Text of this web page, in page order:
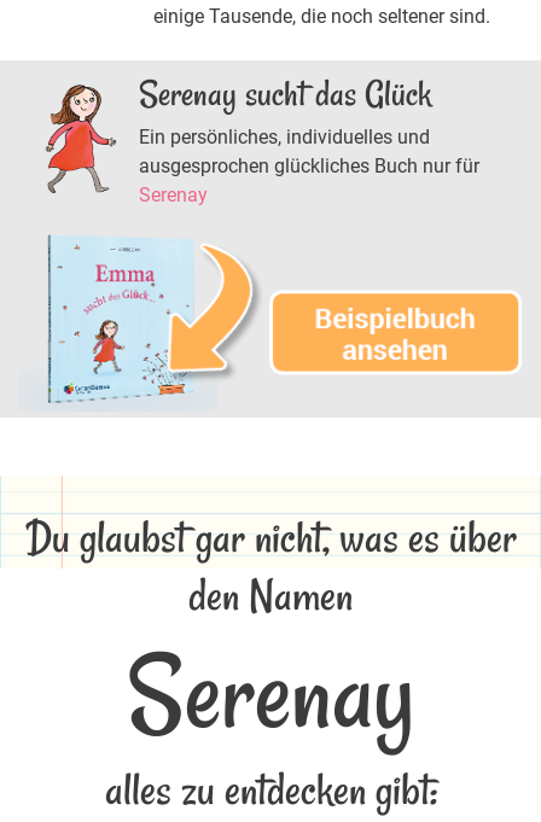
einige Tausende, die noch seltener sind.
Serenay sucht das Glück
Ein persönliches, individuelles und
ausgesprochen glückliches Buch nur für
Serenay
Du glaubst gar nicht, was es über
den Namen
Serenay
alles zu entdecken gibt: